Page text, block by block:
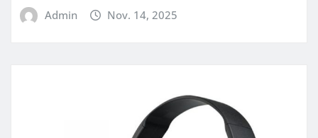
Admin Nov. 14, 2025